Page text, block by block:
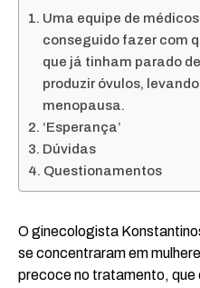
Uma equipe de
conseguido fazer com
que já tinham parado
produzir óvulos,
menopausa.
‘Esperança’
Dúvidas
Questionamentos
O ginecologista
se concentraram em
precoce no tratamento, que